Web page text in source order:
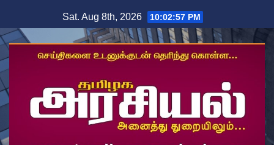
to
content
Sat. Aug 8th, 2026 10:02:58 PM